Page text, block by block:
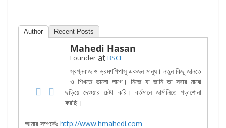
Author Recent Posts
Mahedi Hasan
Founder at BSCE
স্বপ্নবাজ ও ভ্রমণপিপাসু একজন মানুষ। নতুন কিছু জানতে
ও শিখতে ভালো লাগে। নিজে যা জানি তা সবার মাঝে
ছড়িয়ে দেওয়ার চেষ্টা করি। বর্তমানে জার্মানিতে পড়াশোনা
করছি।
আমার সম্পর্কেঃ http://www.hmahedi.com